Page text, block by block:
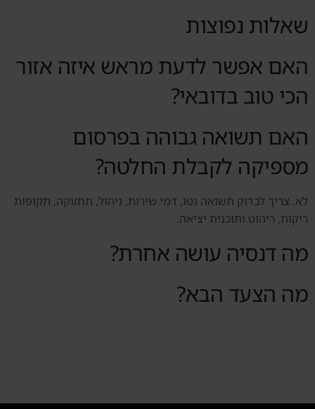
שאלות נפוצות
האם אפשר לדעת מראש איזה אזור
הכי טוב בדובאי?
האם תשואה גבוהה בפרסום
מספיקה לקבלת החלטה?
לא. צריך לבדוק תשואה נטו, דמי שירות, ניהול, תחזוקה, תקופות
ריקות, ריהוט ותוכנית יציאה.
מה דנסיה עושה אחרת?
מה הצעד הבא?